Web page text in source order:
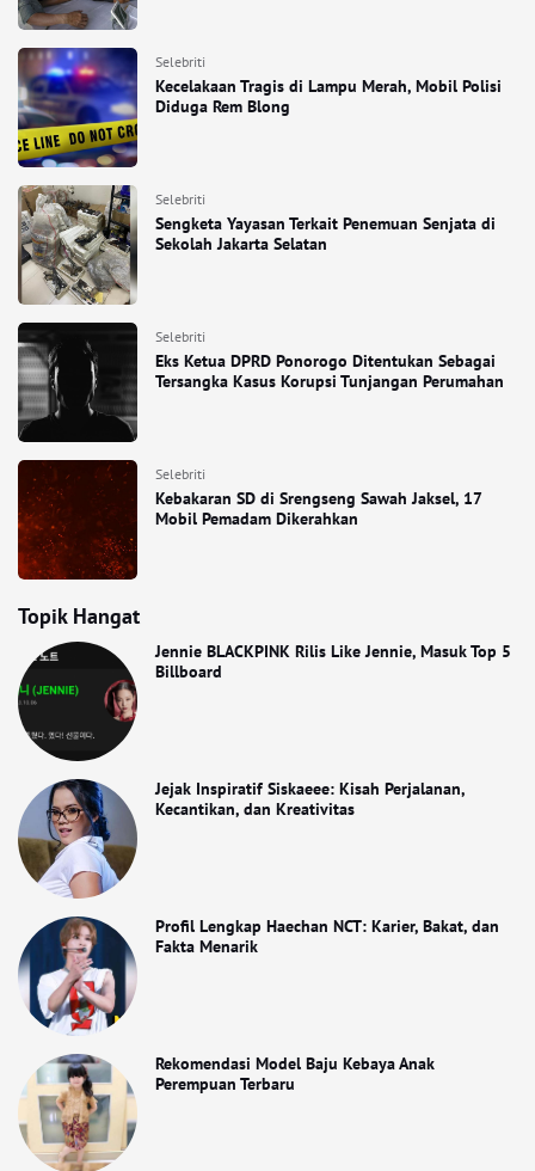
Selebriti
Kecelakaan Tragis di Lampu Merah, Mobil Polisi
Diduga Rem Blong
Selebriti
Sengketa Yayasan Terkait Penemuan Senjata di
Sekolah Jakarta Selatan
Selebriti
Eks Ketua DPRD Ponorogo Ditentukan Sebagai
Tersangka Kasus Korupsi Tunjangan Perumahan
Selebriti
Kebakaran SD di Srengseng Sawah Jaksel, 17
Mobil Pemadam Dikerahkan
Topik Hangat
Jennie BLACKPINK Rilis Like Jennie, Masuk Top 5
Billboard
Jejak Inspiratif Siskaeee: Kisah Perjalanan,
Kecantikan, dan Kreativitas
Profil Lengkap Haechan NCT: Karier, Bakat, dan
Fakta Menarik
Rekomendasi Model Baju Kebaya Anak
Perempuan Terbaru